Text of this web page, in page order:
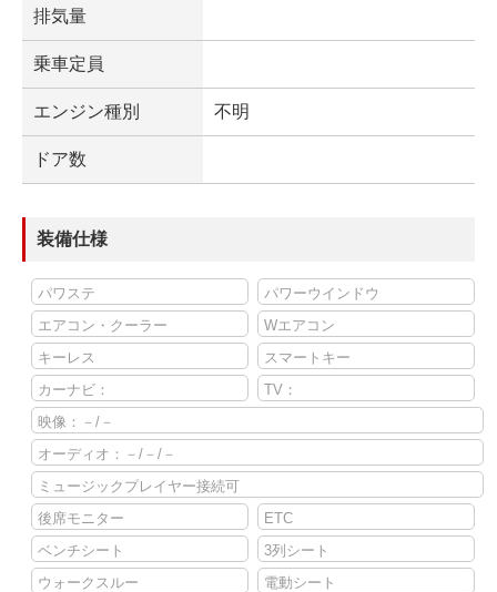
排気量
乗車定員
エンジン種別 不明
ドア数
装備仕様
パワステ
パワーウインドウ
エアコン・クーラー
Wエアコン
キーレス
スマートキー
カーナビ：
TV：
映像：－/－
オーディオ：－/－/－
ミュージックプレイヤー接続可
後席モニター
ETC
ベンチシート
3列シート
ウォークスルー
電動シート